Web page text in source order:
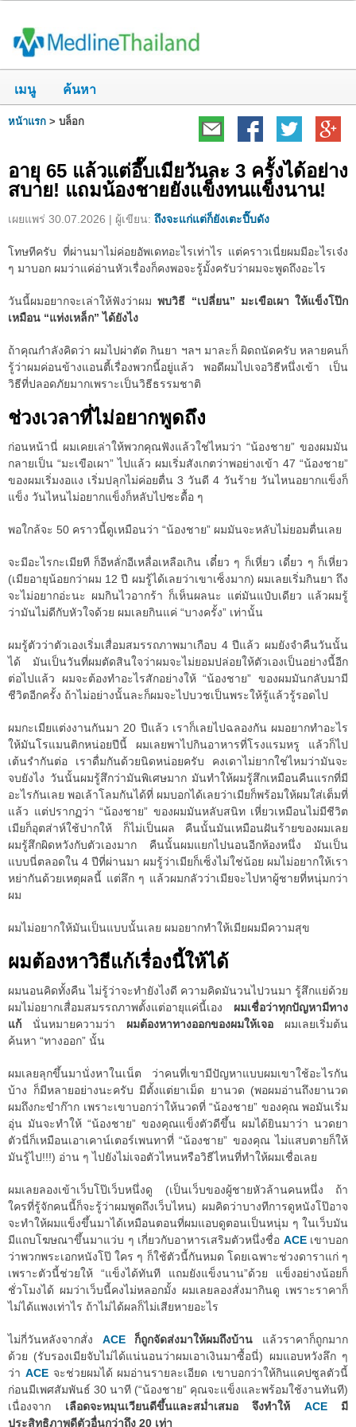
เมนู ค้นหา
หน้าแรก > บล็อก
อายุ 65 แล้วแต่อึ๊บเมียวันละ 3 ครั้งได้อย่าง
สบาย! แถมน้องชายยังแข็งทนแข็งนาน!
เผยแพร่ 30.07.2026 | ผู้เขียน: ถึงจะแก่แต่ก็ยังเตะปี๊บดัง
โทษทีครับ ที่ผ่านมาไม่ค่อยอัพเดทอะไรเท่าไร แต่คราวเนี่ยผมมีอะไรเจ๋ง
ๆ มาบอก ผมว่าแค่อ่านหัวเรื่องก็คงพอจะรู้มั้งครับว่าผมจะพูดถึงอะไร
วันนี้ผมอยากจะเล่าให้ฟังว่าผมพบวิธี “เปลี่ยน” มะเขือเผา ให้แข็งโป๊ก
เหมือน “แท่งเหล็ก” ได้ยังไง
ถ้าคุณกำลังคิดว่า ผมไปผ่าตัด กินยา ฯลฯ มาละก็ ผิดถนัดครับ หลายคนก็
รู้ว่าผมค่อนข้างแอนตี้เรื่องพวกนี้อยู่แล้ว พอดีผมไปเจอวิธีหนึ่งเข้า เป็น
วิธีที่ปลอดภัยมากเพราะเป็นวิธีธรรมชาติ
ช่วงเวลาที่ไม่อยากพูดถึง
ก่อนหน้านี่ ผมเคยเล่าให้พวกคุณฟังแล้วใช่ไหมว่า “น้องชาย” ของผมมัน
กลายเป็น “มะเขือเผา” ไปแล้ว ผมเริ่มสังเกตว่าพอย่างเข้า 47 “น้องชาย”
ของผมเริ่มงอแง เริ่มปลุกไม่ค่อยตื่น 3 วันดี 4 วันร้าย วันไหนอยากแข็งก็
แข็ง วันไหนไม่อยากแข็งก็หลับไปซะดื้อ ๆ
พอใกล้จะ 50 คราวนี้ดูเหมือนว่า “น้องชาย” ผมมันจะหลับไม่ยอมตื่นเลย
จะมีอะไรกะเมียที ก็อีหลั่กอีเหลื่อเหลือเกิน เดี๋ยว ๆ ก็เหี่ยว เดี๋ยว ๆ ก็เหี่ยว
(เมียอายุน้อยกว่าผม 12 ปี ผมรู้ได้เลยว่าเขาเซ็งมาก) ผมเลยเริ่มกินยา ถึง
จะไม่อยากอ่ะนะ ผมกินไวอากร้า ก็เห็นผลนะ แต่มันแป๋บเดียว แล้วผมรู้
ว่ามันไม่ดีกับหัวใจด้วย ผมเลยกินแค่ “บางครั้ง” เท่านั้น
ผมรู้ตัวว่าตัวเองเริ่มเสื่อมสมรรถภาพมาเกือบ 4 ปีแล้ว ผมยังจำคืนวันนั้น
ได้ มันเป็นวันที่ผมตัดสินใจว่าผมจะไม่ยอมปล่อยให้ตัวเองเป็นอย่างนี้อีก
ต่อไปแล้ว ผมจะต้องทำอะไรสักอย่างให้ “น้องชาย” ของผมมันกลับมามี
ชีวิตอีกครั้ง ถ้าไม่อย่างนั้นละก็ผมจะไปบวชเป็นพระให้รู้แล้วรู้รอดไป
ผมกะเมียแต่งงานกันมา 20 ปีแล้ว เราก็เลยไปฉลองกัน ผมอยากทำอะไร
ให้มันโรแมนติกหน่อยปีนี้ ผมเลยพาไปกินอาหารที่โรงแรมหรู แล้วก็ไป
เต้นรำกันต่อ เราดื่มกันด้วยนิดหน่อยครับ คงเดาไม่ยากใช่ไหมว่ามันจะ
จบยังไง วันนั้นผมรู้สึกว่ามันพิเศษมาก มันทำให้ผมรู้สึกเหมือนคืนแรกที่มี
อะไรกันเลย พอเล้าโลมกันได้ที่ ผมบอกได้เลยว่าเมียก็พร้อมให้ผมใส่เต็มที่
แล้ว แต่ปรากฏว่า “น้องชาย” ของผมมันหลับสนิท เหี่ยวเหมือนไม่มีชีวิต
เมียก็อุตส่าห์ใช้ปากให้ ก็ไม่เป็นผล คืนนั้นมันเหมือนฝันร้ายของผมเลย
ผมรู้สึกผิดหวังกับตัวเองมาก คืนนั้นผมแยกไปนอนอีกห้องหนึ่ง มันเป็น
แบบนี่ตลอดใน 4 ปีที่ผ่านมา ผมรู้ว่าเมียก็เซ็งไม่ใช่น้อย ผมไม่อยากให้เรา
หย่ากันด้วยเหตุผลนี้ แต่ลึก ๆ แล้วผมกลัวว่าเมียจะไปหาผู้ชายที่หนุ่มกว่า
ผม
ผมไม่อยากให้มันเป็นแบบนั้นเลย ผมอยากทำให้เมียผมมีความสุข
ผมต้องหาวิธีแก้เรื่องนี้ให้ได้
ผมนอนคิดทั้งคืน ไม่รู้ว่าจะทำยังไงดี ความคิดมันวนไปวนมา รู้สึกแย่ด้วย
ผมไม่อยากเสื่อมสมรรถภาพตั้งแต่อายุแค่นี้เอง ผมเชื่อว่าทุกปัญหามีทาง
แก้ นั่นหมายความว่า ผมต้องหาทางออกของผมให้เจอ ผมเลยเริ่มต้น
ค้นหา “ทางออก” นั้น
ผมเลยลุกขึ้นมานั่งหาในเน็ต ว่าคนที่เขามีปัญหาแบบผมเขาใช้อะไรกัน
บ้าง ก็มีหลายอย่างนะครับ มีตั้งแต่ยาเม็ด ยานวด (พอผมอ่านถึงยานวด
ผมถึงกะขำก๊าก เพราะเขาบอกว่าให้นวดที่ “น้องชาย” ของคุณ พอมันเริ่ม
อุ่น มันจะทำให้ “น้องชาย” ของคุณแข็งตัวดีขึ้น ผมได้ยินมาว่า นวดยา
ตัวนี่ก็เหมือนเอาเคาน์เตอร์เพนทาที่ “น้องชาย” ของคุณ ไม่แสบตายก็ให้
มันรู้ไป!!!) อ่าน ๆ ไปยังไม่เจอตัวไหนหรือวิธีไหนที่ทำให้ผมเชื่อเลย
ผมเลยลองเข้าเว็บโป๊เว็บหนึ่งดู (เป็นเว็บของผู้ชายหัวล้านคนหนึ่ง ถ้า
ใครที่รู้จักคนนี้ก็จะรู้ว่าผมพูดถึงเว็บไหน) ผมคิดว่าบางทีการดูหนังโป๊อาจ
จะทำให้ผมแข็งขึ้นมาได้เหมือนตอนที่ผมแอบดูตอนเป็นหนุ่ม ๆ ในเว็บมัน
มีแถบโฆษณาขึ้นมาแว่บ ๆ เกี่ยวกับอาหารเสริมตัวหนึ่งชื่อ ACEเขาบอก
ว่าพวกพระเอกหนังโป๊ ใคร ๆ ก็ใช้ตัวนี้กันหมด โดยเฉพาะช่วงดาราแก่ ๆ
เพราะตัวนี้ช่วยให้ “แข็งได้ทันที แถมยังแข็งนาน”ด้วย แข็งอย่างน้อยก็
ชั่วโมงได้ ผมว่าเว็บนี้คงไม่หลอกมั้ง ผมเลยลองสั่งมากินดู เพราะราคาก็
ไม่ได้แพงเท่าไร ถ้าไม่ได้ผลก็ไม่เสียหายอะไร
ไม่กี่วันหลังจากสั่ง ACE ก็ถูกจัดส่งมาให้ผมถึงบ้าน แล้วราคาก็ถูกมาก
ด้วย (รับรองเมียจับไม่ได้แน่นอนว่าผมเอาเงินมาซื้อนี่) ผมแอบหวังลึก ๆ
ว่า ACEจะช่วยผมได้ ผมอ่านรายละเอียด เขาบอกว่าให้กินแคปซูลตัวนี้
ก่อนมีเพศสัมพันธ์ 30 นาที (“น้องชาย” คุณจะแข็งและพร้อมใช้งานทันที)
เนื่องจาก เลือดจะหมุนเวียนดีขึ้นและสม่ำเสมอ จึงทำให้ ACEมี
ประสิทธิภาพดีตัวอื่นกว่าถึง 20 เท่า